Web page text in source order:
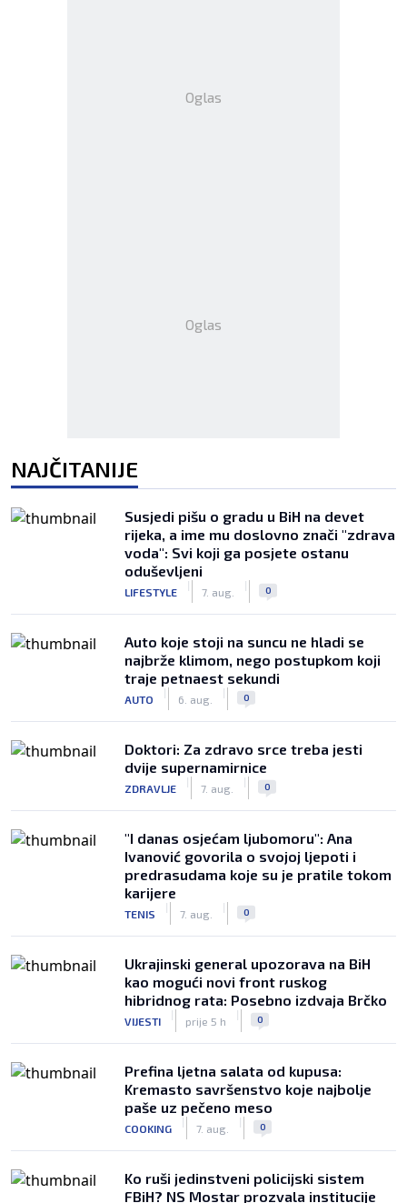
Oglas
Oglas
NAJČITANIJE
Susjedi pišu o gradu u BiH na devet
rijeka, a ime mu doslovno znači "zdrava
voda": Svi koji ga posjete ostanu
oduševljeni
LIFESTYLE
|
7. aug.
| 0
Auto koje stoji na suncu ne hladi se
najbrže klimom, nego postupkom koji
traje petnaest sekundi
AUTO
|
6. aug.
| 0
Doktori: Za zdravo srce treba jesti
dvije supernamirnice
ZDRAVLJE
|
7. aug.
| 0
"I danas osjećam ljubomoru": Ana
Ivanović govorila o svojoj ljepoti i
predrasudama koje su je pratile tokom
karijere
TENIS
|
7. aug.
| 0
Ukrajinski general upozorava na BiH
kao mogući novi front ruskog
hibridnog rata: Posebno izdvaja Brčko
VIJESTI
|
prije 5 h
| 0
Prefina ljetna salata od kupusa:
Kremasto savršenstvo koje najbolje
paše uz pečeno meso
COOKING
|
7. aug.
| 0
Ko ruši jedinstveni policijski sistem
FBiH? NS Mostar prozvala institucije